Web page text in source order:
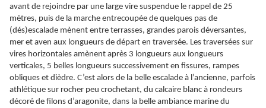
avant de rejoindre par une large vire suspendue le rappel de 25
mètres, puis de la marche entrecoupée de quelques pas de
(dés)escalade mènent entre terrasses, grandes parois déversantes,
mer et aven aux longueurs de départ en traversée. Les traversées sur
vires horizontales amènent après 3 longueurs aux longueurs
verticales, 5 belles longueurs successivement en fissures, rampes
obliques et dièdre. C’est alors de la belle escalade à l’ancienne, parfois
athlétique sur rocher peu crochetant, du calcaire blanc à rondeurs
décoré de filons d’aragonite, dans la belle ambiance marine du